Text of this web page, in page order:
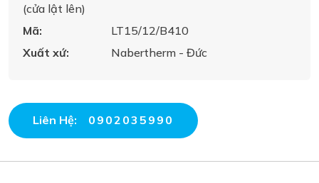
(cửa lật lên)
Mã:
LT15/12/B410
Xuất xứ:
Nabertherm - Đức
Liên Hệ: 0902035990